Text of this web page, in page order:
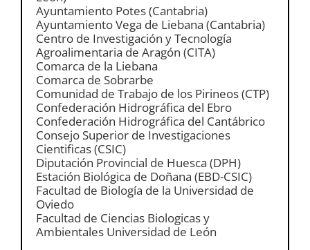
Ayuntamiento Potes (Cantabria)
Ayuntamiento Vega de Liebana (Cantabria)
Centro de Investigación y Tecnología
Agroalimentaria de Aragón (CITA)
Comarca de la Liebana
Comarca de Sobrarbe
Comunidad de Trabajo de los Pirineos (CTP)
Confederación Hidrográfica del Ebro
Confederación Hidrográfica del Cantábrico
Consejo Superior de Investigaciones
Cientificas (CSIC)
Diputación Provincial de Huesca (DPH)
Estación Biológica de Doñana (EBD-CSIC)
Facultad de Biología de la Universidad de
Oviedo
Facultad de Ciencias Biologicas y
Ambientales Universidad de León